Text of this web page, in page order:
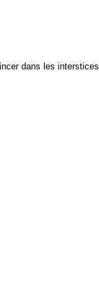
dans les interstices